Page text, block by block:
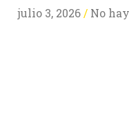
julio 3, 2026 No